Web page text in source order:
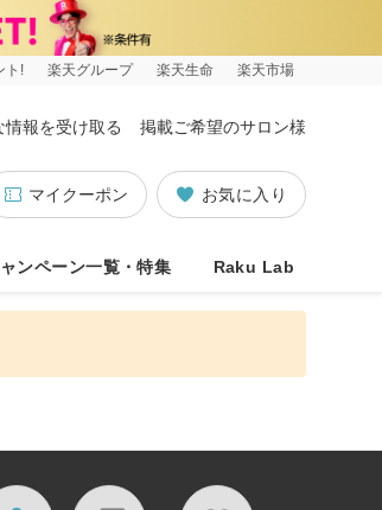
ト! 楽天グループ 楽天生命 楽天市場
情報を受け取る 掲載ご希望のサロン様
お気に入り
マイクーポン
ンペーン一覧・特集 Raku Lab